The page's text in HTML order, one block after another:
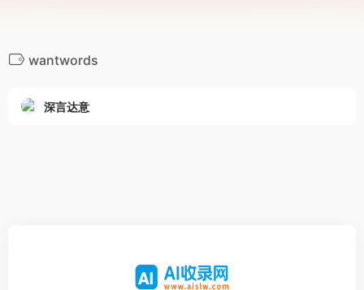
wantwords
深言达意